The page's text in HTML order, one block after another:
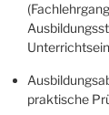
praktische